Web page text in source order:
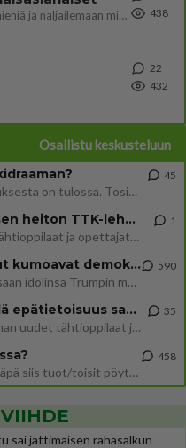
Tulevat tänne palstalle haukkumaan miehiä ja naljailemaan miehelle, kehuvat olevansa heitä parempia. Itse asuvat MIEHE
438
22
432
Osallistu keskusteluun
Uusi draamasarja järkyttävästä tapauksesta on tulossa. Tositapahtumiin perustuva sarja ammentaa vuoden 1986 Mikkelin pan
45
Ernest Lawson täräytti erikoisen heiton TTK-lehdistötilaisuudessa: " Onko tässä tarkoituksena...?"
Ernest Lawson esitteli uudet TTK-tähtioppilaat ja opettajat torstaina 6.8. lehdistölle. Tulevalla kaudella on yksi hausk
1
Jos SDP ei voita reilusti, persut kumoavat demokratian Suomesta
Näin tekisi ainakin Rydman seuratessaan idolinsa Trumpin mallia https://www.is.fi/politiikka/art-2000012187244.html
590
Uuden TTK-juontajan ympärillä epätietoisuus sakenee - Nyt MTV hämmentää soppaa
TTK tulee taas tänä syksynä. Ohjelman uudet tähtioppilaat julkistetaan torstaina 6. elokuuta klo 14 alkavassa lehdistö
35
Siinäpä se kysymys on otsikossa. Mitäpä siis tuot/toisit pöytään parisuhteessa? Oletko mies vai nainen? Koetko sen mitä
458
sai jättimäisen rahasalkun